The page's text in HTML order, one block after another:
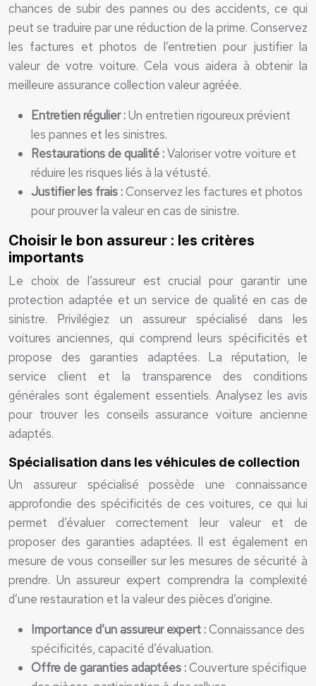
chances de subir des pannes ou des accidents, ce qui
peut se traduire par une réduction de la prime. Conservez
les factures et photos de l’entretien pour justifier la
valeur de votre voiture. Cela vous aidera à obtenir la
meilleure assurance collection valeur agréée.
Entretien régulier :Un entretien rigoureux prévient
les pannes et les sinistres.
Restaurations de qualité :Valoriser votre voiture et
réduire les risques liés à la vétusté.
Justifier les frais :Conservez les factures et photos
pour prouver la valeur en cas de sinistre.
Choisir le bon assureur : les critères
importants
Le choix de l’assureur est crucial pour garantir une
protection adaptée et un service de qualité en cas de
sinistre. Privilégiez un assureur spécialisé dans les
voitures anciennes, qui comprend leurs spécificités et
propose des garanties adaptées. La réputation, le
service client et la transparence des conditions
générales sont également essentiels. Analysez les avis
pour trouver les conseils assurance voiture ancienne
adaptés.
Spécialisation dans les véhicules de collection
Un assureur spécialisé possède une connaissance
approfondie des spécificités de ces voitures, ce qui lui
permet d’évaluer correctement leur valeur et de
proposer des garanties adaptées. Il est également en
mesure de vous conseiller sur les mesures de sécurité à
prendre. Un assureur expert comprendra la complexité
d’une restauration et la valeur des pièces d’origine.
Importance d’un assureur expert :Connaissance des
spécificités, capacité d’évaluation.
Offre de garanties adaptées :Couverture spécifique